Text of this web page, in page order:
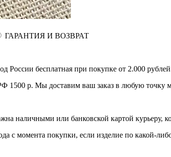
ГАРАНТИЯ И ВОЗВРАТ
России бесплатная при покупке от 2.000
1500 р. Мы доставим ваш заказ в любую точку
наличными или банковской картой курьеру,
с момента покупки, если изделие по какой-